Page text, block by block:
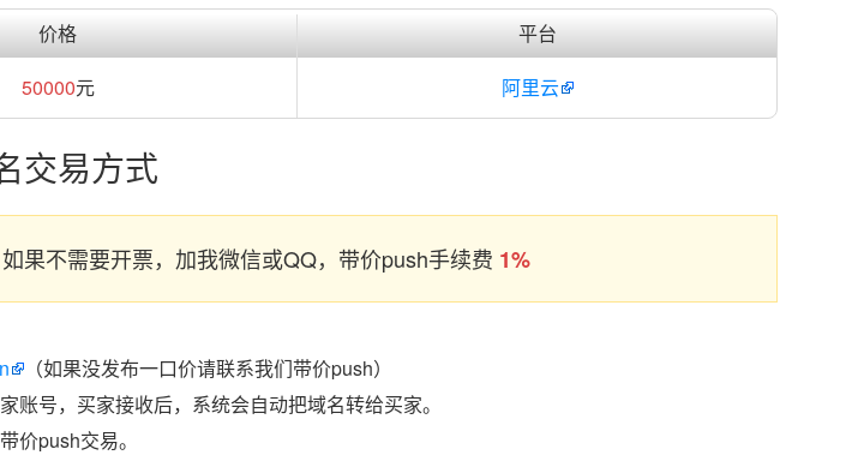
价格
平台
50000元 阿里云
交易方式
果不需要开票，加我微信或QQ，带价push手续费 1%
（如果没发布一口价请联系我们带价push）
号，买家接收后，系统会自动把域名转给买家。
价push交易。